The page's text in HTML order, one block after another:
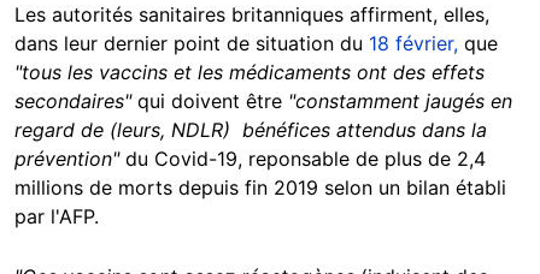
Les autorités sanitaires britanniques affirment, elles,
dans leur dernier point de situation du 18 février, que
"tous les vaccins et les médicaments ont des effets
secondaires" qui doivent être "constamment jaugés en
regard de (leurs, NDLR) bénéfices attendus dans la
prévention"du Covid-19, reponsable de plus de 2,4
millions de morts depuis fin 2019 selon un bilan établi
par l'AFP.